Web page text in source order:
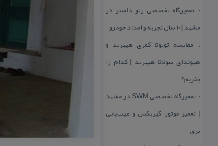
:: تعمیرگاه تخصصی رنو داستر در
مشهد | ۱۰ سال تجربه و امداد خودرو
:: مقایسه تویوتا كمری هیبرید و
هیوندای سوناتا هیبرید | كدام را
بخریم؟
::
تعمیرگاه تخصصی SWM در مشهد
| تعمیر موتور، گیربكس و عیب‌یابی
برق